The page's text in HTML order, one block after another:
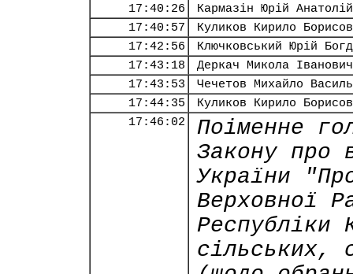
17:40:26
Кармазін Юрій
17:40:57
Куликов Кирило
17:42:56
Ключковський Юрій
17:43:18
Деркач Микола Іванович
17:43:53
Чечетов Михайло
17:44:35
Куликов Кирило
17:46:02
Поіменне
Закону про
України
Верховної
Республіки
сільських,